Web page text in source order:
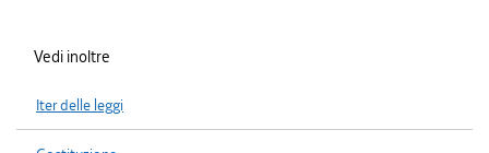
Vedi inoltre
Iter delle leggi